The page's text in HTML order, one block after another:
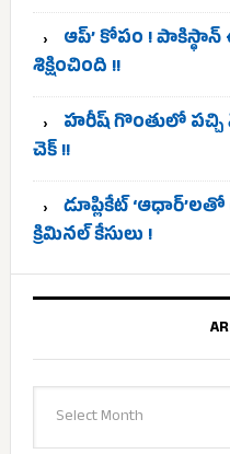
ఆప్’ కోపం ! పాకిస్థాన్
శిక్షించింది !!
హరీష్ గొంతులో పచ్చి
చెక్ !!
డూప్లికేట్
క్రిమినల్ కేసులు !